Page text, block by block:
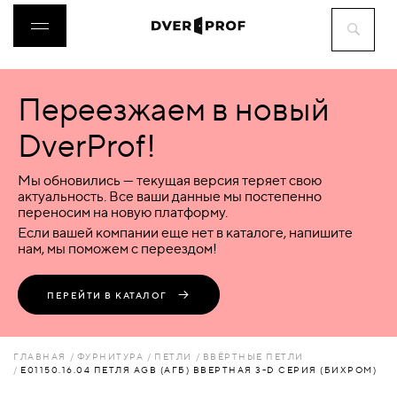
ДВЕРИ
ФУРНИТУРА
ВОРОТА
ПЕРЕГОРОДКИ
Переезжаем в новый
DverProf!
Мы обновились — текущая версия теряет свою
актуальность. Все ваши данные мы постепенно
переносим на новую платформу.
Если вашей компании еще нет в каталоге, напишите
нам, мы поможем с переездом!
ПЕРЕЙТИ В КАТАЛОГ
ГЛАВНАЯ ФУРНИТУРА ПЕТЛИ
ВВЁРТНЫЕ ПЕТЛИ
E01150.16.04 ПЕТЛЯ AGB (АГБ) ВВЕРТНАЯ 3-D СЕРИЯ (БИХРОМ)